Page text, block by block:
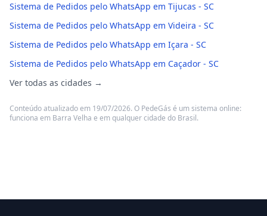
Sistema de Pedidos pelo WhatsApp em Tijucas - SC
Sistema de Pedidos pelo WhatsApp em Videira - SC
Sistema de Pedidos pelo WhatsApp em Içara - SC
Sistema de Pedidos pelo WhatsApp em Caçador - SC
Ver todas as cidades →
Conteúdo atualizado em 19/07/2026. O PedeGás é um sistema online:
funciona em Barra Velha e em qualquer cidade do Brasil.